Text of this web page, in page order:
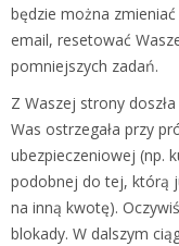
będzie można
email, resetować
pomniejszych zadań.
Z Waszej strony
Was ostrzegała przy
ubezpieczeniowej (np.
podobnej do tej, którą
na inną kwotę).
blokady. W dalszym